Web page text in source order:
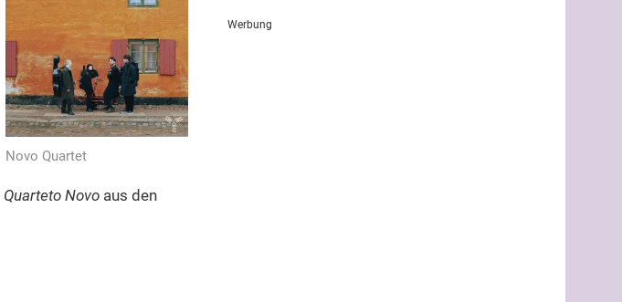
Novo Quartet
Quarteto Novoaus den
Werbung